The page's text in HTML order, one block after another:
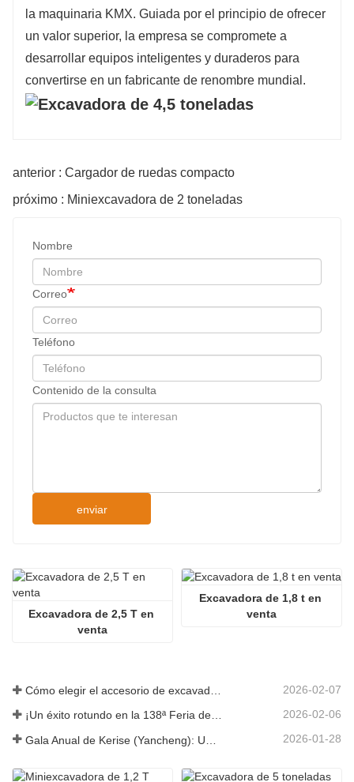
la maquinaria KMX. Guiada por el principio de ofrecer
un valor superior, la empresa se compromete a
desarrollar equipos inteligentes y duraderos para
convertirse en un fabricante de renombre mundial.
anterior : Cargador de ruedas compacto
próximo : Miniexcavadora de 2 toneladas
Nombre
Correo
Teléfono
Contenido de la consulta
enviar
Excavadora de 2,5 T en
venta
Excavadora de 1,8 t en
venta
2026-02-07
¡Un éxito rotundo en la 138ª Feria de Cantón! 2026-02-06
2026-01-28